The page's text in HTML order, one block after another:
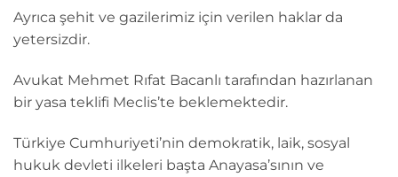
Ayrıca şehit ve gazilerimiz için verilen haklar da
yetersizdir.
Avukat Mehmet Rıfat Bacanlı tarafından hazırlanan
bir yasa teklifi Meclis’te beklemektedir.
Türkiye Cumhuriyeti’nin demokratik, laik, sosyal
hukuk devleti ilkeleri başta Anayasa’sının ve